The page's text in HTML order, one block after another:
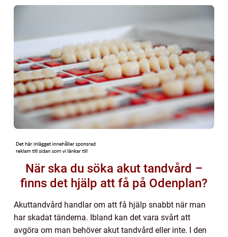
När ska du söka akut tandvård –
finns det hjälp att få på Odenplan?
Akuttandvård handlar om att få hjälp snabbt när man
har skadat tänderna. Ibland kan det vara svårt att
avgöra om man behöver akut tandvård eller inte. I den